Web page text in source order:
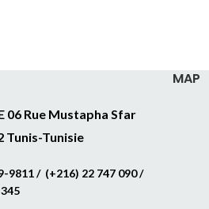
06 Rue Mustapha Sfar
Tunis-Tunisie
9811 / (+216) 22 747 090 /
MAP